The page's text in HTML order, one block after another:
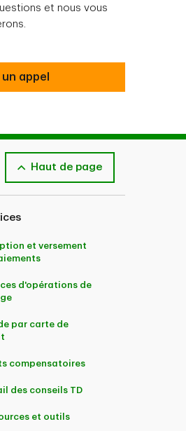
et nous vous
en direct TD
appel
Haut de page
et versement
d'opérations de
par carte de
compensatoires
des conseils TD
et outils